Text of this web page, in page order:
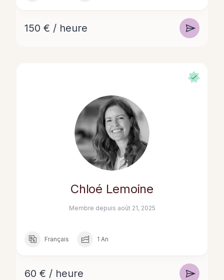
150 € / heure
Chloé Lemoine
Membre depuis août 21, 2025
Français 1 An
60 € / heure